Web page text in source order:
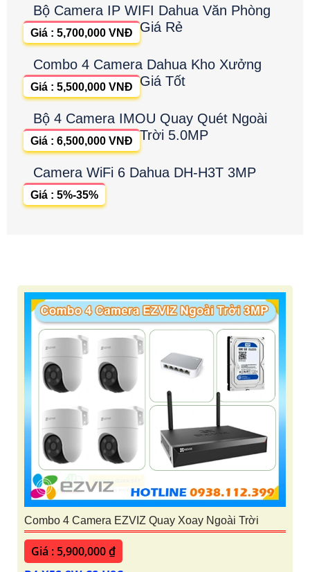
Bộ Camera IP WIFI Dahua Văn Phòng
Giá Rẻ
Giá : 5,700,000 VNĐ
Combo 4 Camera Dahua Kho Xưởng
Giá Tốt
Giá : 5,500,000 VNĐ
Bộ 4 Camera IMOU Quay Quét Ngoài
Trời 5.0MP
Giá : 6,500,000 VNĐ
Camera WiFi 6 Dahua DH-H3T 3MP
Giá : 5%-35%
Combo 4 Camera EZVIZ Quay Xoay Ngoài Trời
Giá : 5,900,000 ₫